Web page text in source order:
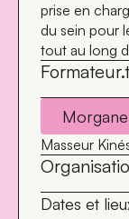
prise en
du sein pour
tout au long
Morgane
Masseur
Dates et